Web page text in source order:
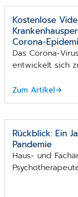
Kostenlose
Corona-
Das Corona-
entwickelt sich
Zum Artikel
Rückblick: Ein
Pandemie
Haus- und